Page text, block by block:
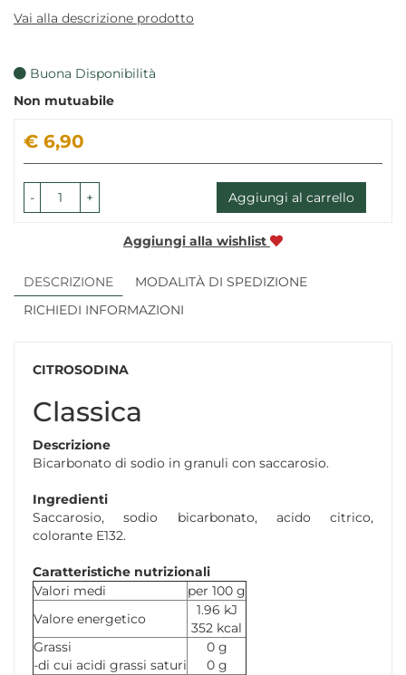
Vai alla descrizione prodotto
Buona Disponibilità
Non mutuabile
Prezzo
€ 6,90
- + Aggiungi al carrello
Aggiungi alla wishlist
DESCRIZIONE
MODALITÀ DI SPEDIZIONE
RICHIEDI INFORMAZIONI
CITROSODINA
Classica
Descrizione
Bicarbonato di sodio in granuli con saccarosio.
Ingredienti
Saccarosio, sodio bicarbonato, acido citrico,
colorante E132.
Caratteristiche nutrizionali
Valori medi
per 100 g
Valore energetico
1.96 kJ
352 kcal
Grassi
-di cui acidi grassi saturi
0 g
0 g